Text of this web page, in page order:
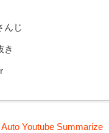
んじ
き
Auto Youtube Summarize